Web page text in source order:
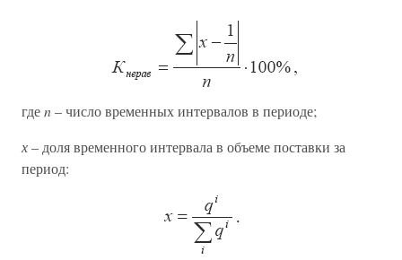
гдеn– число временных интервалов в периоде;
х– доля временного интервала в объеме поставки за
период: